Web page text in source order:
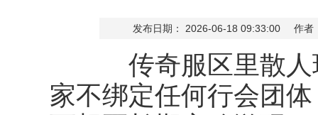
发布日期： 2026-06-18 09:33:00 作者
传奇服区里散人玩
家不绑定任何行会团